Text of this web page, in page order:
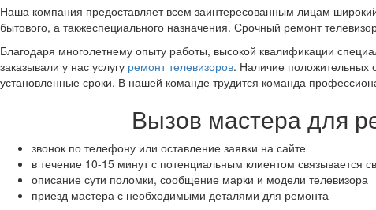
Наша компания предоставляет всем заинтересованным лицам
бытового, а такжеспециального назначения. Срочный ремонт
Благодаря многолетнему опыту работы, высокой квалификации
заказывали у нас услугу ремонт телевизоров. Наличие положительных
установленные сроки. В нашей команде трудится команда
Вызов мастера для
звонок по телефону или оставление заявки на сайте
в течение 10-15 минут с потенциальным клиентом связывается
описание сути поломки, сообщение марки и модели телевизора
приезд мастера с необходимыми деталями для ремонта